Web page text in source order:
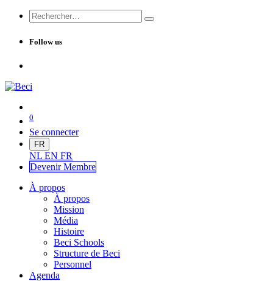
Follow us
0
Se connecter
FR
NL EN FR
Devenir Membre
À propos
À propos
Mission
Média
Histoire
Beci Schools
Structure de Beci
Personnel
Agenda